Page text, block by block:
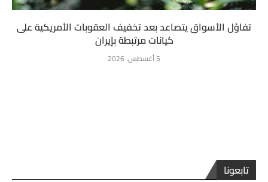
تفاؤل الأسواق يتصاعد بعد تخفيف العقوبات الأمريكية على
كيانات مرتبطة بإيران
5 أغسطس، 2026
تابعونا